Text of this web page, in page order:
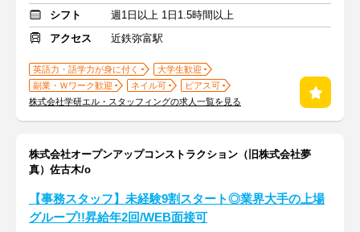
シフト
週1日以上 1日1.5時間以上
アクセス
近鉄弥富駅
英語力・語学力が身に付く
大学生歓迎
副業・Ｗワーク歓迎
ネイル可
ピアス可
株式会社学研エル・スタッフィングの求人一覧を見る
株式会社オープンアップコンストラクション（旧株式会社夢
真）佐古木/o
【事務スタッフ】未経験9割スタート◎業界大手の上場
グループ!!昇給年2回/WEB面接可